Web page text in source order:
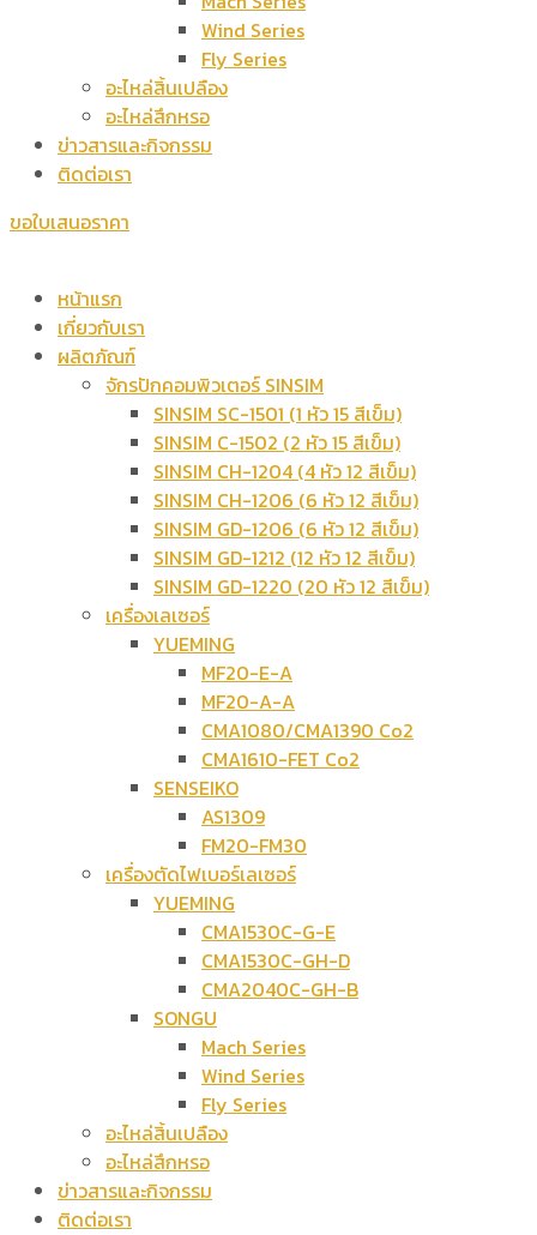
Wind Series
Fly Series
อะไหล่สิ้นเปลือง
อะไหล่สึกหรอ
ข่าวสารและกิจกรรม
ติดต่อเรา
ขอใบเสนอราคา
หน้าแรก
เกี่ยวกับเรา
ผลิตภัณฑ์
จักรปักคอมพิวเตอร์ SINSIM
SINSIM SC-1501 (1 หัว 15 สีเข็ม)
SINSIM C-1502 (2 หัว 15 สีเข็ม)
SINSIM CH-1204 (4 หัว 12 สีเข็ม)
SINSIM CH-1206 (6 หัว 12 สีเข็ม)
SINSIM GD-1206 (6 หัว 12 สีเข็ม)
SINSIM GD-1212 (12 หัว 12 สีเข็ม)
SINSIM GD-1220 (20 หัว 12 สีเข็ม)
เครื่องเลเซอร์
YUEMING
MF20-E-A
MF20-A-A
CMA1080/CMA1390 Co2
CMA1610-FET Co2
SENSEIKO
AS1309
FM20-FM30
เครื่องตัดไฟเบอร์เลเซอร์
YUEMING
CMA1530C-G-E
CMA1530C-GH-D
CMA2040C-GH-B
SONGU
Mach Series
Wind Series
Fly Series
อะไหล่สิ้นเปลือง
อะไหล่สึกหรอ
ข่าวสารและกิจกรรม
ติดต่อเรา